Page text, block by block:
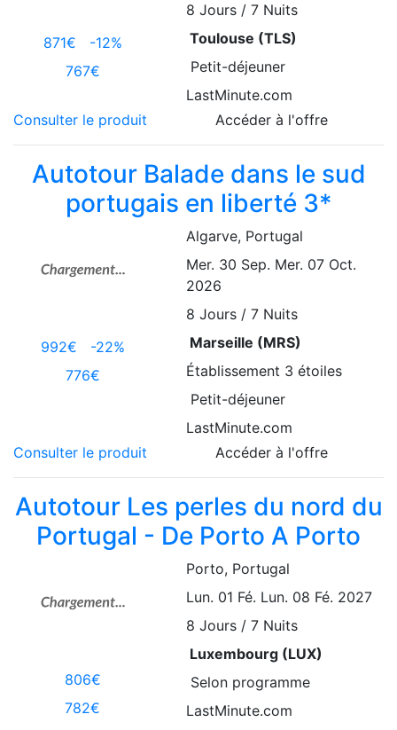
871€ -12%
767€
8 Jours / 7 Nuits
Toulouse (TLS)
Petit-déjeuner
LastMinute.com
Consulter le produit
Accéder à l'offre
Autotour Balade dans le sud
portugais en liberté 3*
992€ -22%
776€
Algarve, Portugal
Mer. 30 Sep. Mer. 07 Oct.
2026
8 Jours / 7 Nuits
Marseille (MRS)
Établissement 3 étoiles
Petit-déjeuner
LastMinute.com
Consulter le produit
Accéder à l'offre
Autotour Les perles du nord du
Portugal - De Porto A Porto
806€
782€
Porto, Portugal
Lun. 01 Fé. Lun. 08 Fé. 2027
8 Jours / 7 Nuits
Luxembourg (LUX)
Selon programme
LastMinute.com